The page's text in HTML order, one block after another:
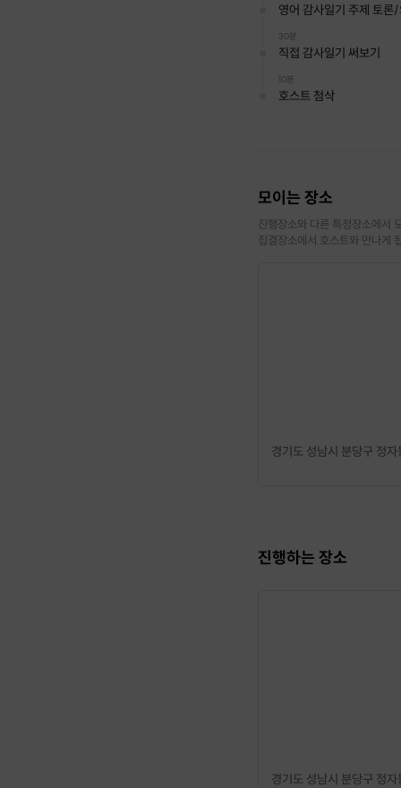
·최소 인원 미달로 인
영어 감사일기 주제
영어 감사일기 주제 토론
30분
직접 감사일기 써보기
10분
호스트 첨삭
모이는 장소
진행장소와 다른 특정장소에서
집결장소에서 호스트와 만나게
경기도 성남시 분당구 정
진행하는 장소
경기도 성남시 분당구 정